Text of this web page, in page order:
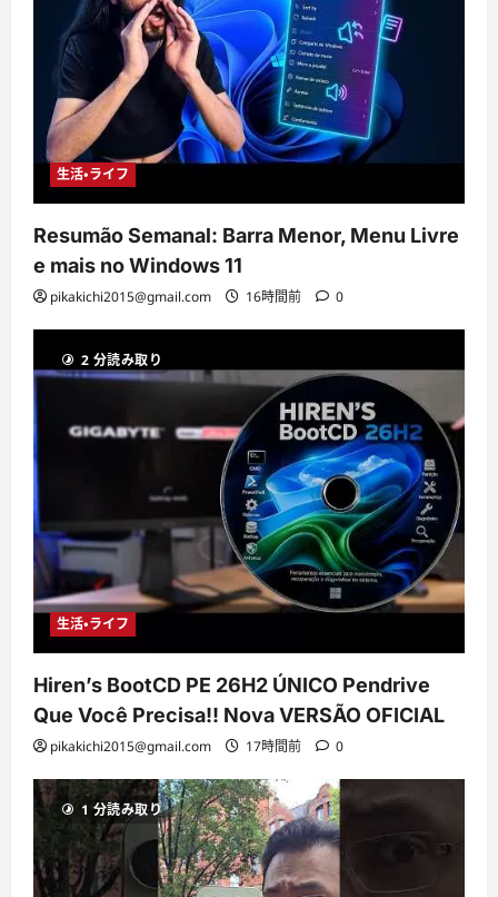
生活・ライフ
Resumão Semanal: Barra Menor, Menu Livre
e mais no Windows 11
pikakichi2015@gmail.com 16時間前 0
2 分読み取り
生活・ライフ
Hiren’s BootCD PE 26H2 ÚNICO Pendrive
Que Você Precisa!! Nova VERSÃO OFICIAL
pikakichi2015@gmail.com 17時間前 0
1 分読み取り